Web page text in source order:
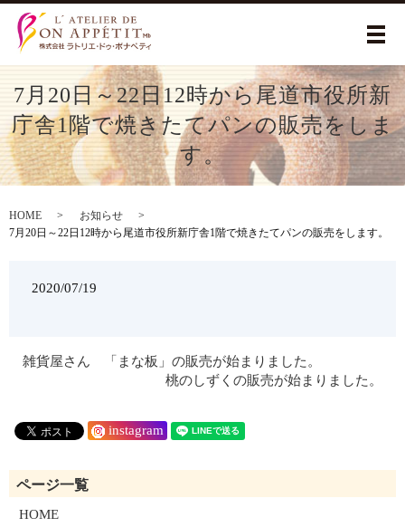
メ
7月20日～22日12時から尾道市役所新
庁舎1階で焼きたてパンの販売をしま
す。
HOME
お知らせ
7月20日～22日12時から尾道市役所新庁舎1階で焼きたてパンの販売をします。
2020/07/19
雑貨屋さん 「まな板」の販売が始まりました。
桃のしずくの販売が始まりました。
instagram
HOME